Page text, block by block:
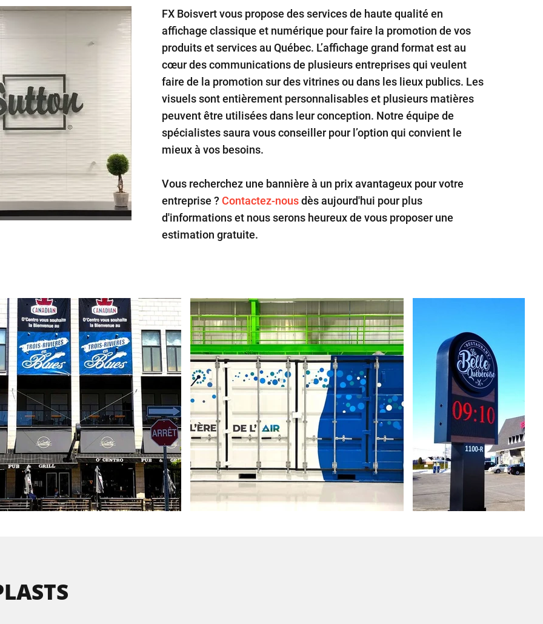
FX Boisvert vous propose des services de haute qualité en
affichage classique et numérique pour faire la promotion de vos
produits et services au Québec. L’affichage grand format est au
cœur des communications de plusieurs entreprises qui veulent
faire de la promotion sur des vitrines ou dans les lieux publics. Les
visuels sont entièrement personnalisables et plusieurs matières
peuvent être utilisées dans leur conception. Notre équipe de
spécialistes saura vous conseiller pour l’option qui convient le
mieux à vos besoins.
Vous recherchez une bannière à un prix avantageux pour votre
entreprise ? Contactez-nousdès aujourd'hui pour plus
d'informations et nous serons heureux de vous proposer une
estimation gratuite.